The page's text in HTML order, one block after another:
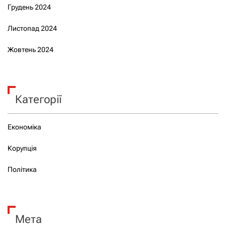
Грудень 2024
Листопад 2024
Жовтень 2024
Категорії
Економіка
Корупція
Політика
Мета